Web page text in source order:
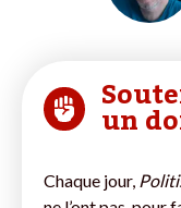
un
Chaque jour,